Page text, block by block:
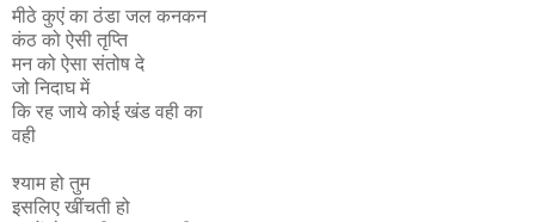
मीठे कुएं का ठंडा जल कनकन
कंठ को ऐसी तृप्ति
मन को ऐसा संतोष दे
जो निदाघ में
कि रह जाये कोई खंड वही का
वही
श्याम हो तुम
इसलिए खींचती हो